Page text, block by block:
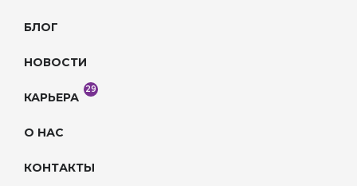
БЛОГ
НОВОСТИ
КАРЬЕРА
29
О НАС
КОНТАКТЫ